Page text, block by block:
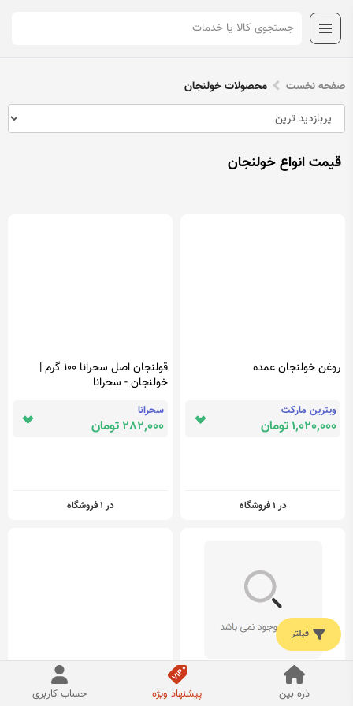
صفحه نخست محصولات خولنجان
قیمت انواع خولنجان
روغن خولنجان عمده
ویترین مارکت
1,020,000 تومان
در 1 فروشگاه
قولنجان اصل سحرانا 100 گرم |
خولنجان - سحرانا
سحرانا
282,000 تومان
در 1 فروشگاه
روغن خولنجان (قولنجان) غیر
تراریخته ، پرس سرد | پاپایا | 0.5
فیلتر
ذره بین پیشنهاد ویژه حساب کاربری